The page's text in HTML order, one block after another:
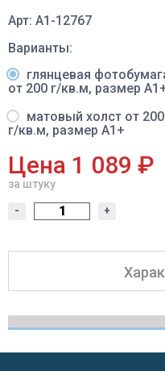
Арт: A1-12767
Варианты:
глянцевая
от 200 г/кв.м, размер
матовый холст от 200
г/кв.м, размер A1+
Цена 1 089 ₽
за штуку
- +